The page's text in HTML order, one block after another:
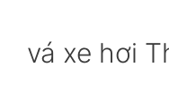
vá xe hơi